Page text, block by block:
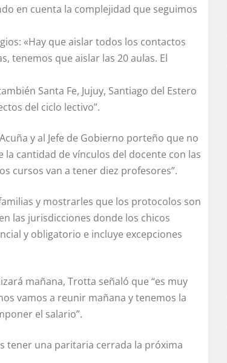
en cuenta la complejidad que seguimos
«Hay que aislar todos los contactos
tenemos que aislar las 20 aulas. El
Santa Fe, Jujuy, Santiago del Estero
del ciclo lectivo”.
y al Jefe de Gobierno porteño que no
cantidad de vínculos del docente con las
cursos van a tener diez profesores”.
y mostrarles que los protocolos son
las jurisdicciones donde los chicos
y obligatorio e incluye excepciones
mañana, Trotta señaló que “es muy
vamos a reunir mañana y tenemos la
el salario”.
tener una paritaria cerrada la próxima